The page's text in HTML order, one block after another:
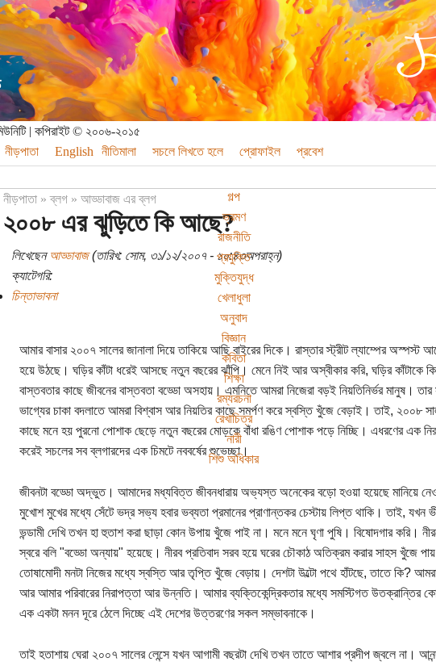
| কপিরাইট © ২০০৬-২০১৫
নীড়পাতা
English নীতিমালা সচলে লিখতে হলে প্রোফাইল প্রবেশ
গল্প
ভ্রমণ
রাজনীতি
প্রযুক্তি
মুক্তিযুদ্ধ
খেলাধুলা
অনুবাদ
বিজ্ঞান
কবিতা
শিক্ষা
রম্যরচনা
রেখাচিত্র
নারী
শিশু অধিকার
নীড়পাতা»ব্লগ» আড্ডাবাজ এর ব্লগ
২০০৮ এর ঝুড়িতে কি আছে?
লিখেছেনআড্ডাবাজ(তারিখ: সোম, ৩১/১২/২০০৭ - ১০:৪৩অপরাহ্ন)
ক্যাটেগরি:
চিন্তাভাবনা
আমার বাসার ২০০৭ সালের জানালা দিয়ে তাকিয়ে আছি বাইরের দিকে। রাস্তার স্ট্রীট ল্যাম্পের
হয়ে উঠছে। ঘড়ির কাঁটা ধরেই আসছে নতুন বছরের ঝাঁপি। মেনে নিই আর অস্বীকার করি, ঘড়ির কাঁটাকে
বাস্তবতার কাছে জীবনের বাস্তবতা বড্ডো অসহায়। এমনিতে আমরা নিজেরা বড়ই নিয়তিনির্ভর মানুষ।
ভাগ্যের চাকা বদলাতে আমরা বিশ্বাস আর নিয়তির কাছে সমর্পণ করে স্বস্তি খুঁজে বেড়াই। তাই,
কাছে মনে হয় পুরনো পোশাক ছেড়ে নতুন বছরের মোড়কে বাঁধা রঙিণ পোশাক পড়ে নিচ্ছি। এধরণের এক
করেই সচলের সব ব্লগারদের এক চিমটে নববর্ষের শুভেচ্ছা।
জীবনটা বড্ডো অদ্ভুত। আমাদের মধ্যবিত্ত জীবনধারায় অভ্যস্ত অনেকের বড়ো হওয়া হয়েছে মানিয়ে
মুখোশ মুখের মধ্যে সেঁটে ভদ্র সভ্য হবার ভব্যতা প্রমানের প্রাণান্তকর চেস্টায় লিপ্ত থাকি। তাই, যখন
ভন্ডামী দেখি তখন হা হুতাশ করা ছাড়া কোন উপায় খুঁজে পাই না। মনে মনে ঘৃণা পুষি। বিষোদগার করি।
স্বরে বলি "বড্ডো অন্যায়" হয়েছে। নীরব প্রতিবাদ সরব হয়ে ঘরের চৌকাঠ অতিক্রম করার সাহস খুঁজে
তোষামোদী মনটা নিজের মধ্যে স্বস্তি আর তৃপ্তি খুঁজে বেড়ায়। দেশটা উল্টো পথে হাঁটছে, তাতে কি?
আর আমার পরিবারের নিরাপত্তা আর উন্নতি। আমার ব্যক্তিকেন্দ্রিকতার মধ্যে সমস্টিগত উতক্রান্তির
এক একটা মনন দূরে ঠেলে দিচ্ছে এই দেশের উত্তরণের সকল সম্ভাবনাকে।
তাই হতাশায় ঘেরা ২০০৭ সালের লেন্সে যখন আগামী বছরটা দেখি তখন তাতে আশার প্রদীপ জ্বলে না।